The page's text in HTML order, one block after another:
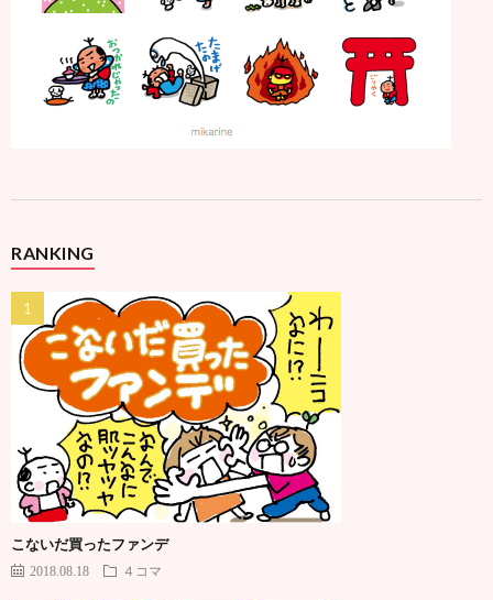
RANKING
こないだ買ったファンデ
2018.08.18 ４コマ